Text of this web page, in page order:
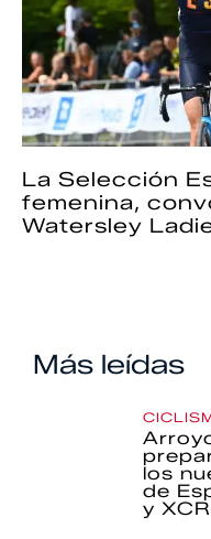
La Selección
femenina,
Watersley
Más leídas
los
de
y XCR